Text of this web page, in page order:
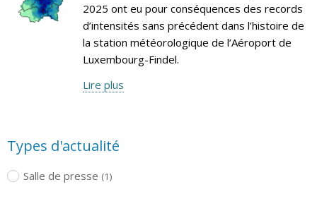
2025 ont eu pour conséquences des records
d’intensités sans précédent dans l’histoire de
la station météorologique de l’Aéroport de
Luxembourg-Findel.
Lire plus
Types d'actualité
Salle de presse (1)